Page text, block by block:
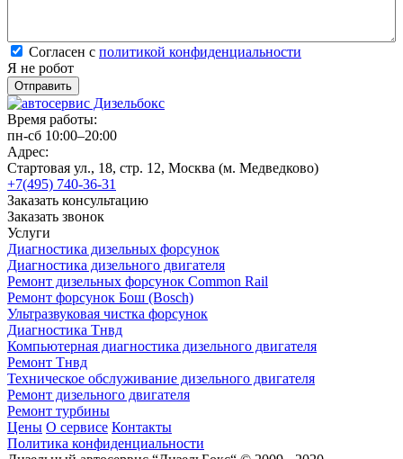
Согласен с политикой конфиденциальности*
Согласен с политикой конфиденциальности
Я не робот
Время работы:
пн-сб 10:00–20:00
Адрес:
Стартовая ул., 18, стр. 12, Москва (м. Медведково)
+7(495) 740-36-31
Заказать консультацию
Заказать звонок
Услуги
Диагностика дизельных форсунок
Диагностика дизельного двигателя
Ремонт дизельных форсунок Common Rail
Ремонт форсунок Бош (Bosch)
Ультразвуковая чистка форсунок
Диагностика Тнвд
Компьютерная диагностика дизельного двигателя
Ремонт Тнвд
Техническое обслуживание дизельного двигателя
Ремонт дизельного двигателя
Ремонт турбины
Цены О сервисе Контакты
Политика конфиденциальности